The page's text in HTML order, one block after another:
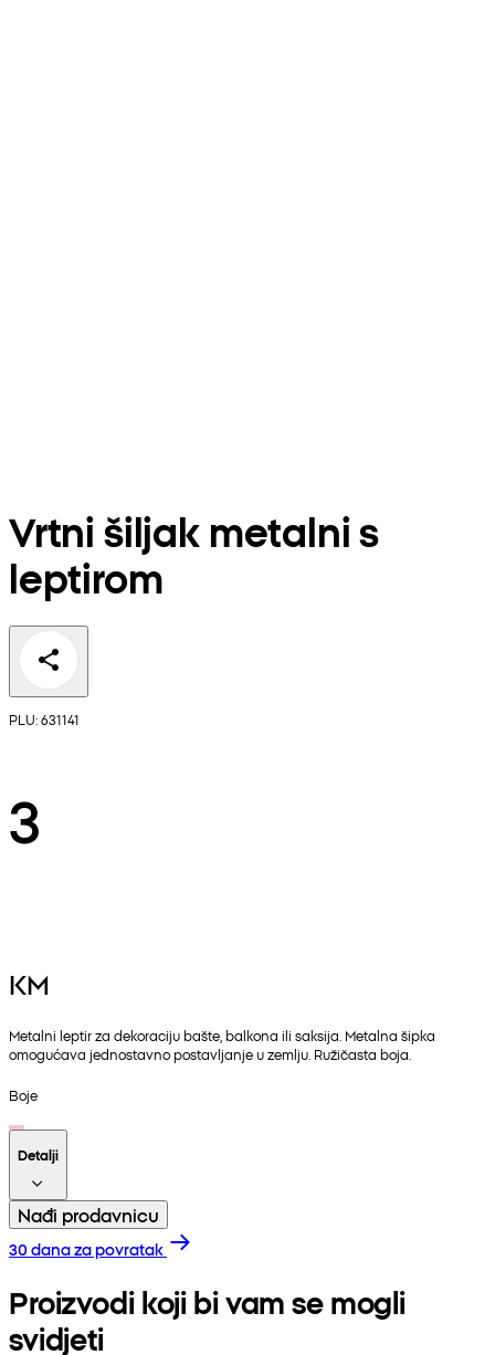
Vrtni šiljak metalni s
leptirom
PLU: 631141
3
KM
Metalni leptir za dekoraciju bašte, balkona ili saksija. Metalna šipka
omogućava jednostavno postavljanje u zemlju. Ružičasta boja.
Boje
Detalji
Nađi prodavnicu
30 dana za povratak
Proizvodi koji bi vam se mogli
svidjeti